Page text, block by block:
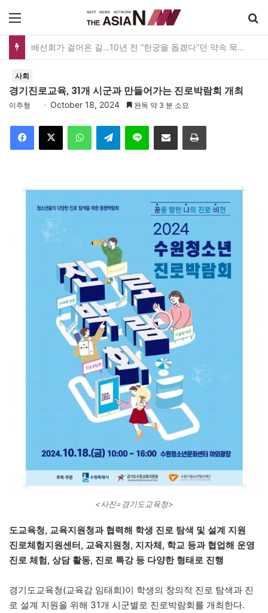
배선희가 걸어온 길…10년 전 “한궁을 돕겠다”던 약속 묵묵히 실천
사회
경기진로교육, 31개 시군과 만들어가는 진로박람회 개최
이주형 October 18, 2024 완독 약 3 분 소요
Telegram 이메일
<사진=경기도교육청>
도교육청, 교육지원청과 협력해 학생 진로 탐색 및 설계 지원
진로체험지원센터, 교육지원청, 지자체, 학교 등과 협업해 운영
진로 체험, 상담 활동, 진로 특강 등 다양한 형태로 진행
경기도교육청(교육감 임태희)이 학생의 창의적 진로 탐색과 진
로 설계 지원을 위해 31개 시군별로 진로박람회를 개최한다.